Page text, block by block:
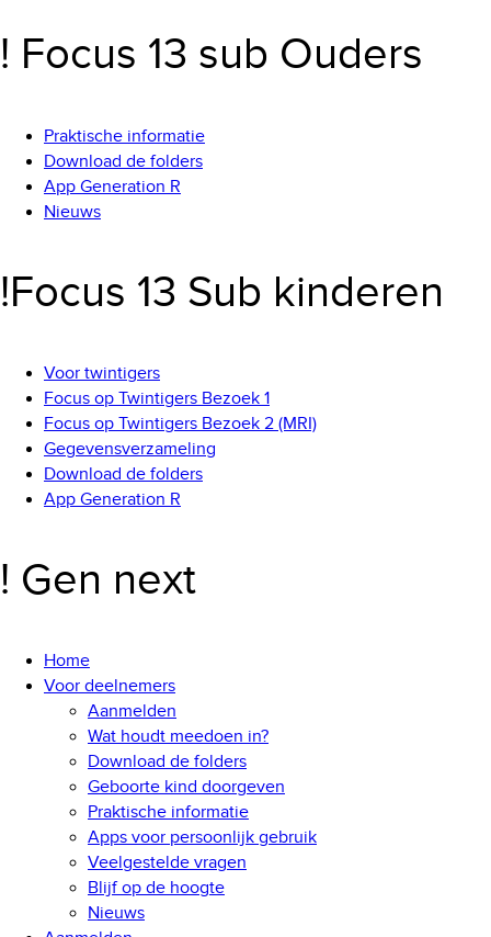
! Focus 13 sub Ouders
Praktische informatie
Download de folders
App Generation R
Nieuws
!Focus 13 Sub kinderen
Voor twintigers
Focus op Twintigers Bezoek 1
Focus op Twintigers Bezoek 2 (MRI)
Gegevensverzameling
Download de folders
App Generation R
! Gen next
Home
Voor deelnemers
Aanmelden
Wat houdt meedoen in?
Download de folders
Geboorte kind doorgeven
Praktische informatie
Apps voor persoonlijk gebruik
Veelgestelde vragen
Blijf op de hoogte
Nieuws